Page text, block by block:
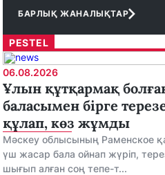
БАРЛЫҚ ЖАНАЛЫҚТАР
PESTEL
06.08.2026
Ұлын құтқармақ
баласымен бірге
құлап, көз жұмды
Мәскеу облысының Раменское
үш жасар бала ойнап жүріп,
шығып алған соң тепе-т...